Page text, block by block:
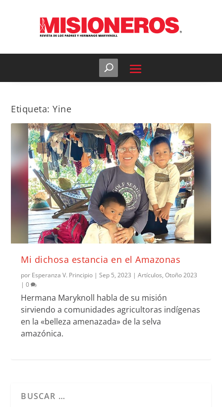
Etiqueta:Yine
Mi dichosa estancia en el Amazonas
por Esperanza V. Principio |Sep 5, 2023 |Artículos,Otoño 2023
|0
Hermana Maryknoll habla de su misión
sirviendo a comunidades agricultoras indígenas
en la «belleza amenazada» de la selva
amazónica.